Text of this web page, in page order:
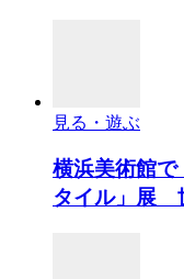
見る・遊ぶ
横浜美術館で
タイル」展